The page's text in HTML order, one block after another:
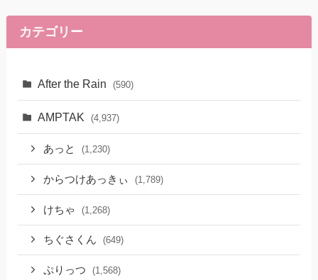
カテゴリー
After the Rain (590)
AMPTAK (4,937)
あっと (1,230)
からつけあっきぃ (1,789)
けちゃ (1,268)
ちぐさくん (649)
ぷりっつ (1,568)